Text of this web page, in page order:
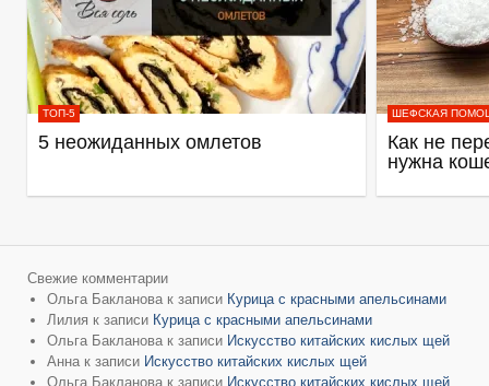
ТОП-5
5 неожиданных омлетов
ШЕФСКАЯ
Как не
нужна
Свежие комментарии
Ольга Бакланова к записи Курица с красными апельсинами
Лилия к записи Курица с красными апельсинами
Ольга Бакланова к записи Искусство китайских кислых щей
Анна к записи Искусство китайских кислых щей
Ольга Бакланова к записи Искусство китайских кислых щей